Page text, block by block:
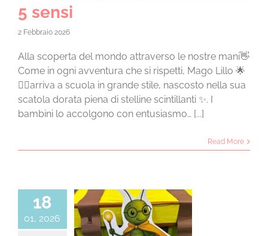
5 sensi
2 Febbraio 2026
Alla scoperta del mondo attraverso le nostre mani👋
Come in ogni avventura che si rispetti, Mago Lillo 🌟
🧙‍♂️arriva a scuola in grande stile, nascosto nella sua
scatola dorata piena di stelline scintillanti ✨. I
bambini lo accolgono con entusiasmo… [...]
Read More
18
01, 2026
dei numeri